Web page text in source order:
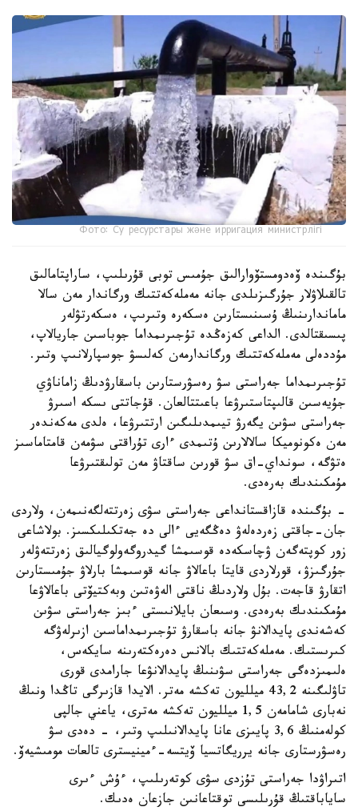
Фото: Су ресурстары және ирригация министрлігі
بۇگىندە ۆەدومستۆوارالىق جۇمىس توبى قۇرىلىپ، ساراپتامالىق
تالقىلاۋلار جۇرگىزىلدى جانە مەملەكەتتىك ورگاندار مەن سالا
ماماندارىنىڭ ۇسىنىستارىن ەسكەرە وتىرىپ، ەسكەرتۋلەر
پىسىقتالدى. الداعى كەزەڭدە تۇجىرىمداما جوباسىن جاريالاپ،
مۇددەلى مەملەكەتتىك ورگاندارمەن كەلىسۋ جوسپارلانىپ وتىر.
تۇجىرىمداما جەراستى سۋ رەسۋرستارىن باسقارۋدىڭ زاماناۋي
جۇيەسىن قالىپتاستىرۋعا باعىتتالعان. قۇجاتتى ىسكە اسىرۋ
جەراستى سۋىن يگەرۋ تيىمدىلىگىن ارتتىرۋعا، ەلدى مەكەندەر
مەن ەكونوميكا سالالارىن ۇتىمدى ءارى تۇراقتى سۋمەن قامتاماسىز
ەتۋگە، سونداي-اق سۋ قورىن ساقتاۋ مەن تولىقتىرۋعا
مۇمكىندىك بەرەدى.
- بۇگىندە قازاقستانداعى جەراستى سۋى زەرتتەلگەنىمەن، ولاردى
جان-جاقتى زەردەلەۋ دەڭگەيى ءالى دە جەتكىلىكسىز. بولاشاعى
زور كوپتەگەن ۋچاسكەدە قوسىمشا گيدروگەولوگيالىق زەرتتەۋلەر
جۇرگىزۋ، قورلاردى قايتا باعالاۋ جانە قوسىمشا بارلاۋ جۇمىستارىن
اتقارۋ قاجەت. بۇل ولاردىڭ ناقتى الەۋەتىن وبەكتيۆتى باعالاۋعا
مۇمكىندىك بەرەدى. وسىعان بايلانىستى ءبىز جەراستى سۋىن
كەشەندى پايدالانۋ جانە باسقارۋ تۇجىرىمداماسىن ازىرلەۋگە
كىرىستىك. مەملەكەتتىك بالانس دەرەكتەرىنە سايكەس،
ەلىمىزدەگى جەراستى سۋىنىڭ پايدالانۋعا جارامدى قورى
تاۋلىگىنە 43,2 ميلليون تەكشە مەتر. الايدا قازىرگى تاڭدا ونىڭ
نەبارى شامامەن 1,5 ميلليون تەكشە مەترى، ياعني جالپى
كولەمنىڭ 3,6 پايىزى عانا پايدالانىلىپ وتىر، - دەدى سۋ
رەسۋرستارى جانە يرريگاتسيا ۆيتسە-ءمينيسترى تالعات مومىشيەۆ.
اتىراۋدا جەراستى تۇزدى سۋى كوتەرىلىپ، ءۇش ءىرى
ساياباقتىڭ قۇرىلىسى توقتاعانىن جازعان ەدىك.